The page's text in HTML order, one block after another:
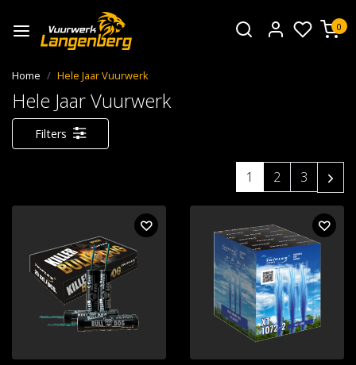
0
Home Hele Jaar Vuurwerk
Hele Jaar Vuurwerk
Filters
1 2 3